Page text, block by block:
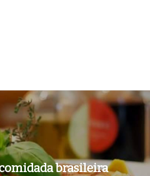
brasileira